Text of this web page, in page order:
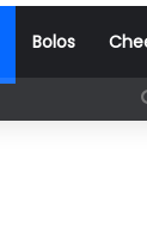
Bolos